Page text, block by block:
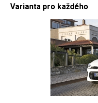
Varianta pro každého